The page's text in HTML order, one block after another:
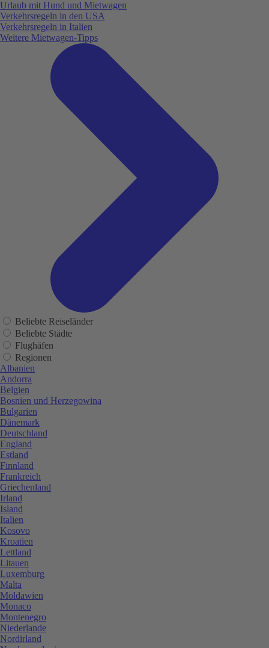
Urlaub mit Hund und Mietwagen
Verkehrsregeln in den USA
Verkehrsregeln in Italien
Weitere Mietwagen-Tipps
Beliebte Reiseländer
Beliebte Städte
Flughäfen
Regionen
Albanien
Andorra
Belgien
Bosnien und Herzegowina
Bulgarien
Dänemark
Deutschland
England
Estland
Finnland
Frankreich
Griechenland
Irland
Island
Italien
Kosovo
Kroatien
Lettland
Litauen
Luxemburg
Malta
Moldawien
Monaco
Montenegro
Niederlande
Nordirland